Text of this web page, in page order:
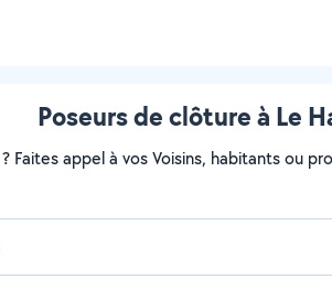
Poseurs de clôture à Le
Faites appel à vos Voisins, habitants ou